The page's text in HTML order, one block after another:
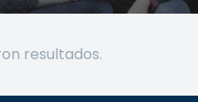
resultados.